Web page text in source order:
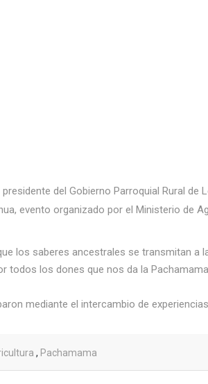
del Gobierno Parroquial Rural
evento organizado por el Ministerio de
los saberes ancestrales se transmitan
todos los dones que nos da la
mediante el intercambio de
, Pachamama